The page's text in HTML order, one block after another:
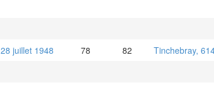
28 juillet 1948 78 82
Tinchebray,